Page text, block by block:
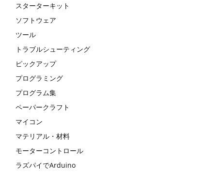
スターターキット
ソフトウェア
ツール
トラブルシューティング
ピックアップ
プログラミング
プログラム集
ペーパークラフト
マイコン
マテリアル・材料
モーターコントロール
ラズパイでArduino